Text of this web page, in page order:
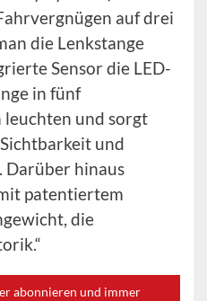
auf drei
die Lenkstange
Sensor die LED-
in fünf
leuchten und sorgt
und
Darüber hinaus
patentiertem
die
abonnieren und immer